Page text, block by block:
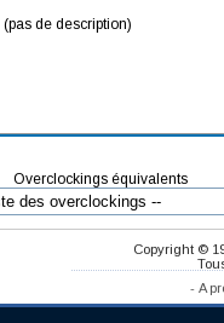
(pas de description)
Overclockings équivalents
Copyright ©
- A